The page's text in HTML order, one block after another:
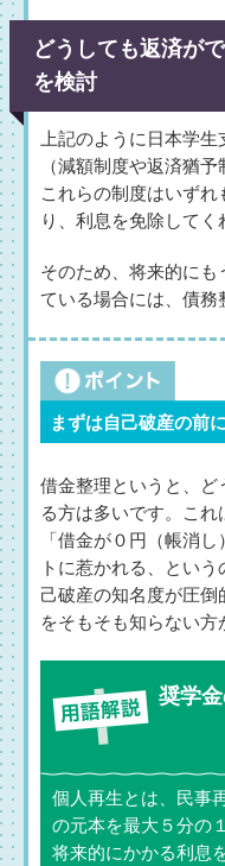
どうしても返済が
を検討
上記のように日本学
（減額制度や返済猶
これらの制度はいず
り、利息を免除してく
そのため、将来的にも
ている場合には、債務
まずは自己破産の前
借金整理というと、ど
る方は多いです。こ
「借金が０円（帳消
トに惹かれる、とい
己破産の知名度が圧
をそもそも知らない方
奨学
個人再生とは、民事
の元本を最大５分の
将来的にかかる利息